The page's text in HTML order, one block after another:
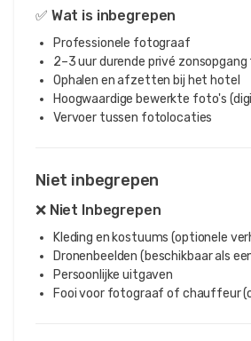
✅ Wat is inbegrepen
Professionele fotograaf
2–3 uur durende privé
Ophalen en afzetten bij het hotel
Hoogwaardige bewerkte foto's
Vervoer tussen fotolocaties
Niet inbegrepen
❌ Niet Inbegrepen
Kleding en kostuums (optionele
Dronenbeelden (beschikbaar als
Persoonlijke uitgaven
Fooi voor fotograaf of chauffeur